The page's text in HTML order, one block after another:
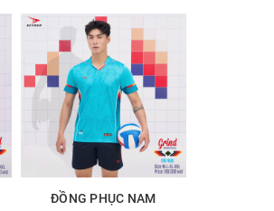
ĐỒNG PHỤC NAM